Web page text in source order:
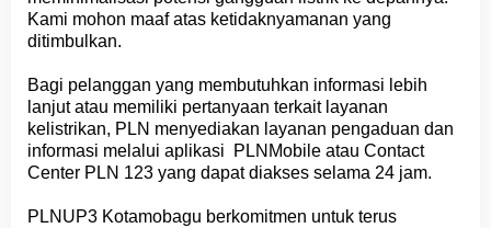
Kami mohon maaf atas ketidaknyamanan yang
ditimbulkan.
Bagi pelanggan yang membutuhkan informasi lebih
lanjut atau memiliki pertanyaan terkait layanan
kelistrikan, PLN menyediakan layanan pengaduan dan
informasi melalui aplikasi
PLNMobile atau Contact
Center PLN 123 yang dapat diakses selama 24 jam.
PLNUP3 Kotamobagu berkomitmen untuk terus